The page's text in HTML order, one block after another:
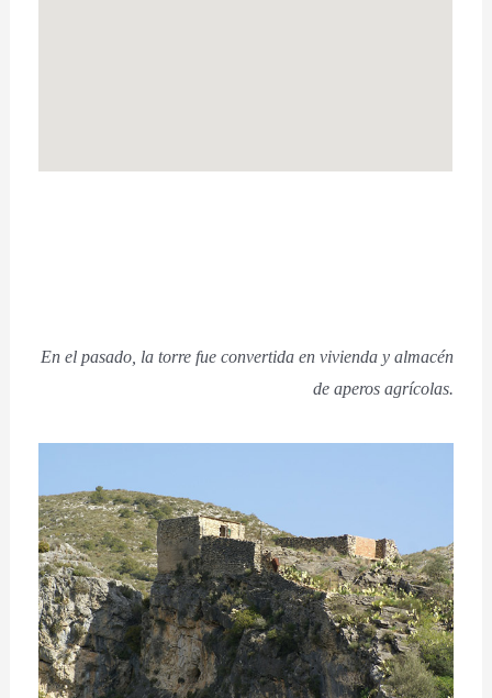
En el pasado, la torre fue convertida en vivienda y almacén
de aperos agrícolas.